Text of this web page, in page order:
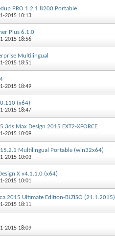
PRO 1.2.1.8200 Portable
2015 10:13
Plus 6.1.0
2015 18:56
Multilingual
2015 18:51
2015 18:49
(x64)
2015 18:47
Max Design 2015 EXT2-XFORCE
2015 10:09
Multilingual Portable (win32x64)
2015 10:03
X v4.1.1.0 (x64)
2015 10:01
2015 Ultimate Edition-BLZiSO (21.1.2015)
2015 18:11
2015 18:09